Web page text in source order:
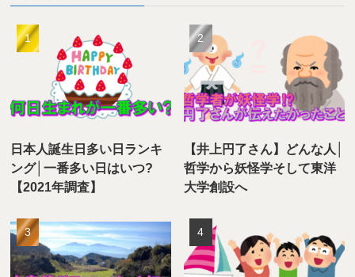
日本人誕生日多い日ランキ
ング│一番多い日はいつ?
【2021年調査】
【井上円了さん】どんな人│
哲学から妖怪学そして東洋
大学創設へ